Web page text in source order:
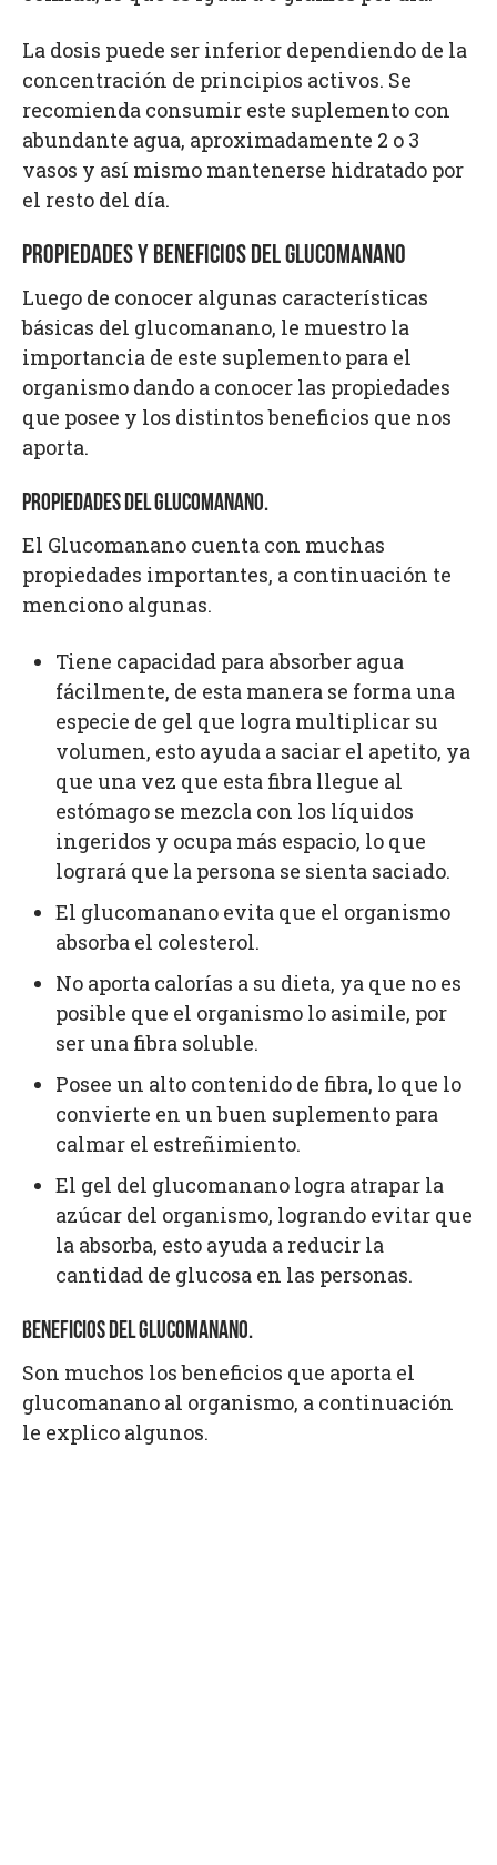
La dosis puede ser inferior dependiendo de la
concentración de principios activos. Se
recomienda consumir este suplemento con
abundante agua, aproximadamente 2 o 3
vasos y así mismo mantenerse hidratado por
el resto del día.
PROPIEDADES Y BENEFICIOS DEL GLUCOMANANO
Luego de conocer algunas características
básicas del glucomanano, le muestro la
importancia de este suplemento para el
organismo dando a conocer las propiedades
que posee y los distintos beneficios que nos
aporta.
PROPIEDADES DEL GLUCOMANANO.
El Glucomanano cuenta con muchas
propiedades importantes, a continuación te
menciono algunas.
Tiene capacidad para absorber agua
fácilmente, de esta manera se forma una
especie de gel que logra multiplicar su
volumen, esto ayuda a saciar el apetito, ya
que una vez que esta fibra llegue al
estómago se mezcla con los líquidos
ingeridos y ocupa más espacio, lo que
logrará que la persona se sienta saciado.
El glucomanano evita que el organismo
absorba el colesterol.
No aporta calorías a su dieta, ya que no es
posible que el organismo lo asimile, por
ser una fibra soluble.
Posee un alto contenido de fibra, lo que lo
convierte en un buen suplemento para
calmar el estreñimiento.
El gel del glucomanano logra atrapar la
azúcar del organismo, logrando evitar que
la absorba, esto ayuda a reducir la
cantidad de glucosa en las personas.
BENEFICIOS DEL GLUCOMANANO.
Son muchos los beneficios que aporta el
glucomanano al organismo, a continuación
le explico algunos.